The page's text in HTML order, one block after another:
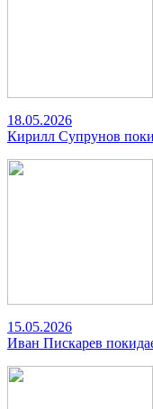
18.05.2026
Кирилл Супрунов
15.05.2026
Иван Пискарев